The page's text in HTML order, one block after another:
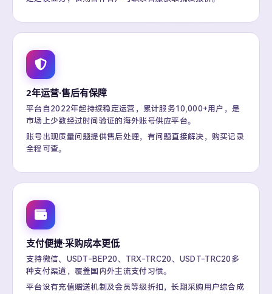
2年运营·售后有保障
平台自2022年起持续稳定运营，累计服务10,000+用户，是
市场上少数经过时间验证的海外账号供应平台。
账号出现质量问题提供售后处理，有问题直接解决，购买记录
全程可查。
支付便捷·采购成本更低
支持微信、USDT-BEP20、TRX-TRC20、USDT-TRC20多
种支付渠道，覆盖国内外主流支付习惯。
平台设有充值赠送机制及会员等级折扣，长期采购用户综合成